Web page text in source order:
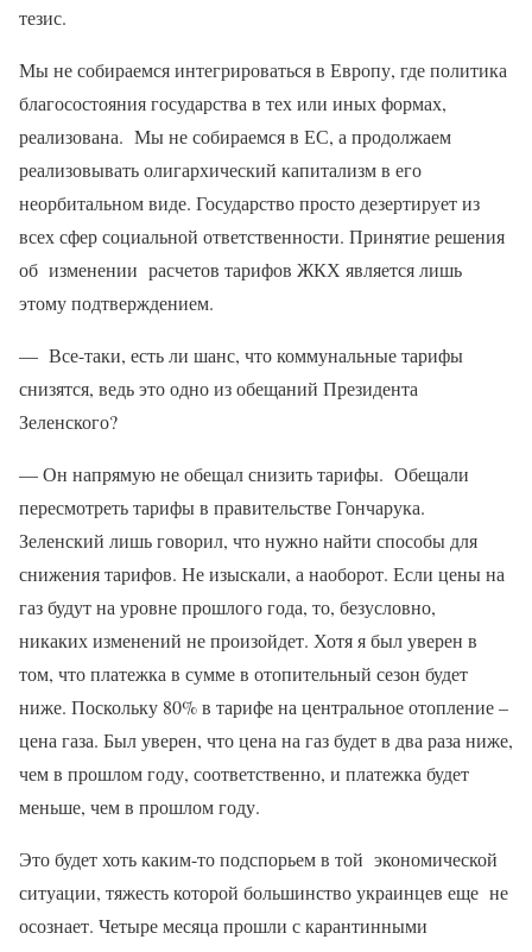
тезис.
Мы не собираемся интегрироваться в Европу, где политика
благосостояния государства в тех или иных формах,
реализована. Мы не собираемся в ЕС, а продолжаем
реализовывать олигархический капитализм в его
неорбитальном виде. Государство просто дезертирует из
всех сфер социальной ответственности. Принятие решения
об изменении расчетов тарифов ЖКХ является лишь
этому подтверждением.
— Все-таки, есть ли шанс, что коммунальные тарифы
снизятся, ведь это одно из обещаний Президента
Зеленского?
— Он напрямую не обещал снизить тарифы. Обещали
пересмотреть тарифы в правительстве Гончарука.
Зеленский лишь говорил, что нужно найти способы для
снижения тарифов. Не изыскали, а наоборот. Если цены на
газ будут на уровне прошлого года, то, безусловно,
никаких изменений не произойдет. Хотя я был уверен в
том, что платежка в сумме в отопительный сезон будет
ниже. Поскольку 80% в тарифе на центральное отопление –
цена газа. Был уверен, что цена на газ будет в два раза ниже,
чем в прошлом году, соответственно, и платежка будет
меньше, чем в прошлом году.
Это будет хоть каким-то подспорьем в той экономической
ситуации, тяжесть которой большинство украинцев еще не
осознает. Четыре месяца прошли с карантинными